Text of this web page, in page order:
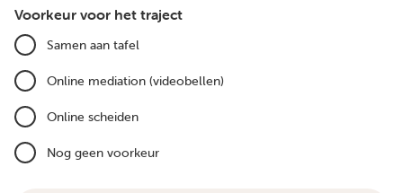
Voorkeur voor het traject
Samen aan tafel
Online mediation (videobellen)
Online scheiden
Nog geen voorkeur